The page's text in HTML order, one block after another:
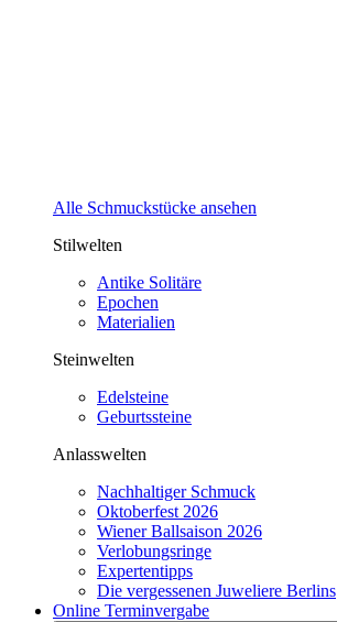
Alle Schmuckstücke ansehen
Stilwelten
Antike Solitäre
Epochen
Materialien
Steinwelten
Edelsteine
Geburtssteine
Anlasswelten
Nachhaltiger Schmuck
Oktoberfest 2026
Wiener Ballsaison 2026
Verlobungsringe
Expertentipps
Die vergessenen Juweliere Berlins
Online Terminvergabe